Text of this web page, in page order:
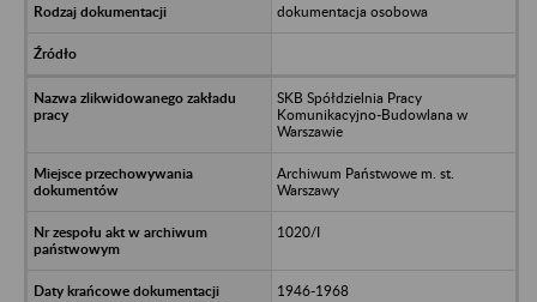
dokumentacja osobowa
SKB Spółdzielnia Pracy
Komunikacyjno-Budowlana w
Warszawie
Archiwum Państwowe m. st.
Warszawy
1020/I
1946-1968